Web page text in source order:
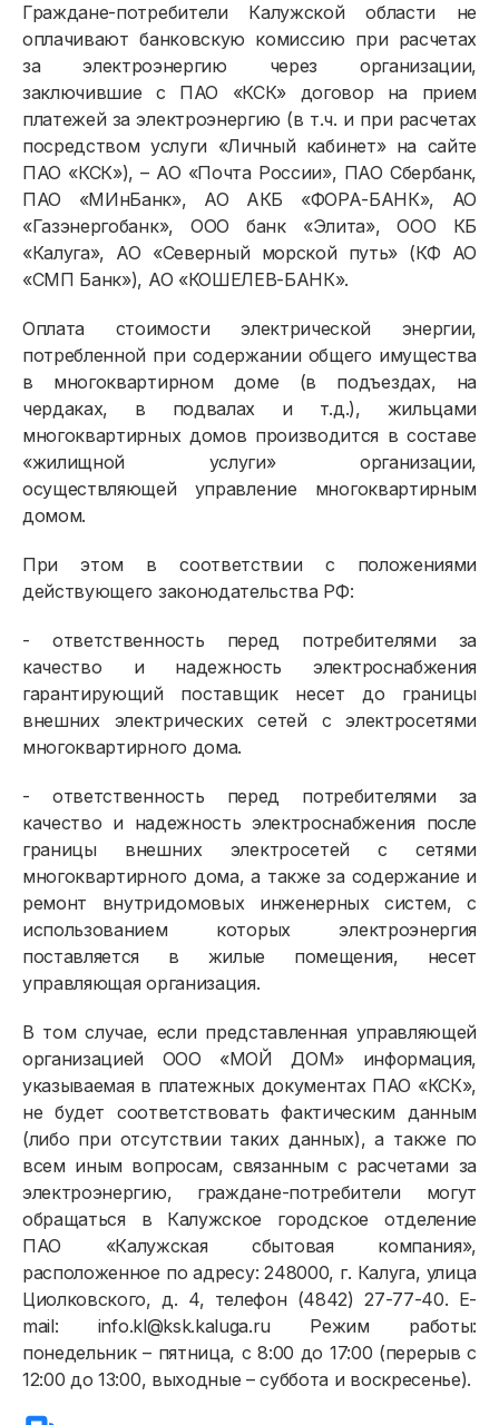
Граждане-потребители Калужской области не
оплачивают банковскую комиссию при расчетах
за электроэнергию через организации,
заключившие с ПАО «КСК» договор на прием
платежей за электроэнергию (в т.ч. и при расчетах
посредством услуги «Личный кабинет» на сайте
ПАО «КСК»), – АО «Почта России», ПАО Сбербанк,
ПАО «МИнБанк», АО АКБ «ФОРА-БАНК», АО
«Газэнергобанк», ООО банк «Элита», ООО КБ
«Калуга», АО «Северный морской путь» (КФ АО
«СМП Банк»), АО «КОШЕЛЕВ-БАНК».
Оплата стоимости электрической энергии,
потребленной при содержании общего имущества
в многоквартирном доме (в подъездах, на
чердаках, в подвалах и т.д.), жильцами
многоквартирных домов производится в составе
«жилищной услуги» организации,
осуществляющей управление многоквартирным
домом.
При этом в соответствии с положениями
действующего законодательства РФ:
- ответственность перед потребителями за
качество и надежность электроснабжения
гарантирующий поставщик несет до границы
внешних электрических сетей с электросетями
многоквартирного дома.
- ответственность перед потребителями за
качество и надежность электроснабжения после
границы внешних электросетей с сетями
многоквартирного дома, а также за содержание и
ремонт внутридомовых инженерных систем, с
использованием которых электроэнергия
поставляется в жилые помещения, несет
управляющая организация.
В том случае, если представленная управляющей
организацией ООО «МОЙ ДОМ» информация,
указываемая в платежных документах ПАО «КСК»,
не будет соответствовать фактическим данным
(либо при отсутствии таких данных), а также по
всем иным вопросам, связанным с расчетами за
электроэнергию, граждане-потребители могут
обращаться в Калужское городское отделение
ПАО «Калужская сбытовая компания»,
расположенное по адресу: 248000, г. Калуга, улица
Циолковского, д. 4, телефон (4842) 27-77-40. E-
mail: info.kl@ksk.kaluga.ru Режим работы:
понедельник – пятница, с 8:00 до 17:00 (перерыв с
12:00 до 13:00, выходные – суббота и воскресенье).